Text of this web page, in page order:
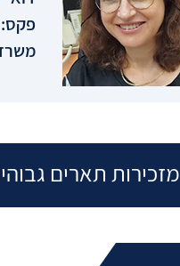
פקס:
מזכירות תארים